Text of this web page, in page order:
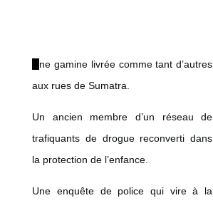
Une gamine livrée comme tant d’autres
aux rues de Sumatra.
Un ancien membre d’un réseau de
trafiquants de droguereconverti dans
la protection de l’enfance.
Une enquête de police qui vire à la